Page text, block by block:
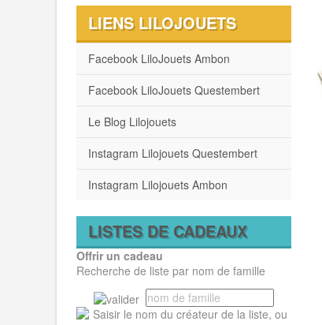
LIENS LILOJOUETS
Facebook LiloJouets Ambon
Facebook LiloJouets Questembert
Le Blog Lilojouets
Instagram Lilojouets Questembert
Instagram Lilojouets Ambon
LISTES DE CADEAUX
Offrir un cadeau
Recherche de liste par nom de famille